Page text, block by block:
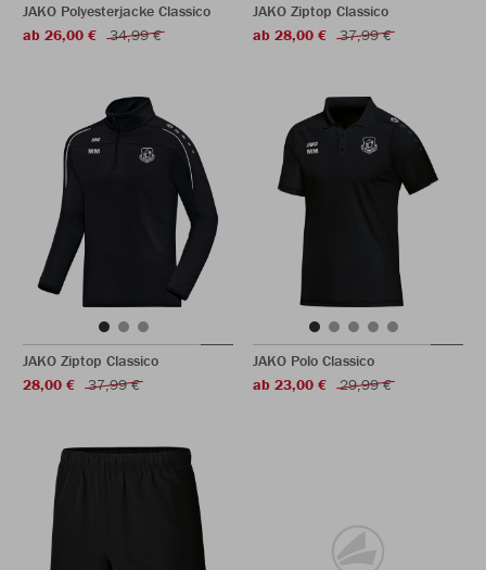
JAKO Polyesterjacke Classico
ab 26,00 €
34,99 €
JAKO Ziptop Classico
ab 28,00 €
37,99 €
JAKO Ziptop Classico
28,00 €
37,99 €
JAKO Polo Classico
ab 23,00 €
29,99 €